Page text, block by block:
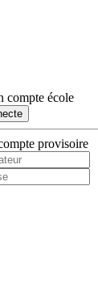
compte école
provisoire